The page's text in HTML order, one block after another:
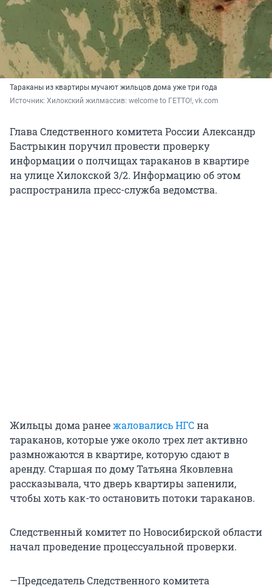
Тараканы из квартиры мучают жильцов дома уже три года
Источник: Хилокский жилмассив: welcome to ГЕТТО!, vk.com
Глава Следственного комитета России Александр
Бастрыкин поручил провести проверку
информации о полчищах тараканов в квартире
на улице Хилокской 3/2. Информацию об этом
распространила пресс-служба ведомства.
Жильцы дома ранеежаловались НГСна
тараканов, которые уже около трех лет активно
размножаются в квартире, которую сдают в
аренду. Старшая по дому Татьяна Яковлевна
рассказывала, что дверь квартиры запенили,
чтобы хоть как-то остановить потоки тараканов.
Следственный комитет по Новосибирской области
начал проведение процессуальной проверки.
—Председатель Следственного комитета